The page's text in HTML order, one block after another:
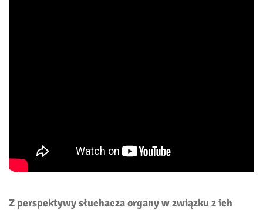
Z perspektywy słuchacza organy w związku z ich